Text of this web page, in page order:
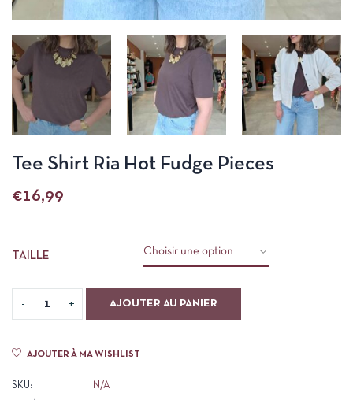
Tee Shirt Ria Hot Fudge Pieces
€16,99
TAILLE
AJOUTER AU PANIER
AJOUTER À MA WISHLIST
SKU: N/A